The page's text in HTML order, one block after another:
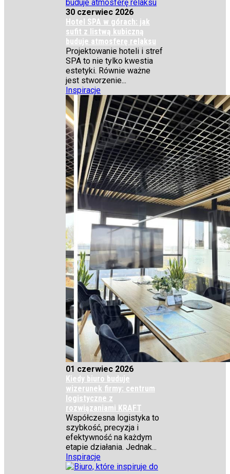
30 czerwiec 2026
Hotel SPA w górach: jak
sufit z listwą kubiczną
buduje atmosferę relaksu
Projektowanie hoteli i stref
SPA to nie tylko kwestia
estetyki. Równie ważne
jest stworzenie...
Inspiracje
01 czerwiec 2026
Kiedy biuro buduje
wizerunek firmy: centrum
logistyczne z
rozwiązaniami KRAFT
Współczesna logistyka to
szybkość, precyzja i
efektywność na każdym
etapie działania. Jednak...
Inspiracje